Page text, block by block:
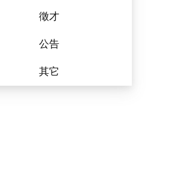
徵才
公告
其它